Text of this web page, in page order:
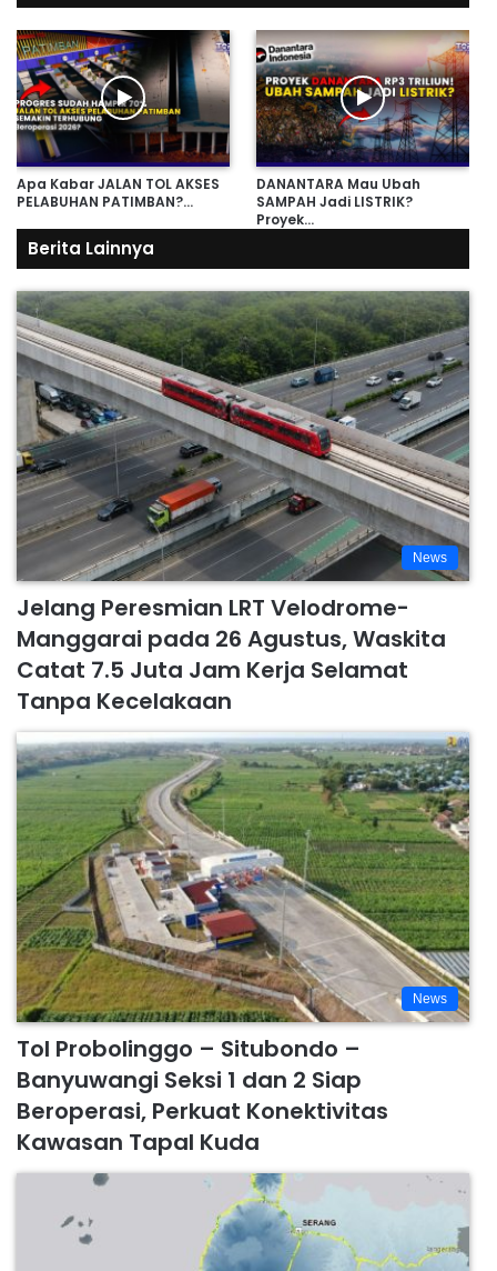
Apa Kabar JALAN TOL AKSES
PELABUHAN PATIMBAN?…
DANANTARA Mau Ubah
SAMPAH Jadi LISTRIK?
Proyek…
Berita Lainnya
News
Jelang Peresmian LRT Velodrome-
Manggarai pada 26 Agustus, Waskita
Catat 7.5 Juta Jam Kerja Selamat
Tanpa Kecelakaan
News
Tol Probolinggo – Situbondo –
Banyuwangi Seksi 1 dan 2 Siap
Beroperasi, Perkuat Konektivitas
Kawasan Tapal Kuda